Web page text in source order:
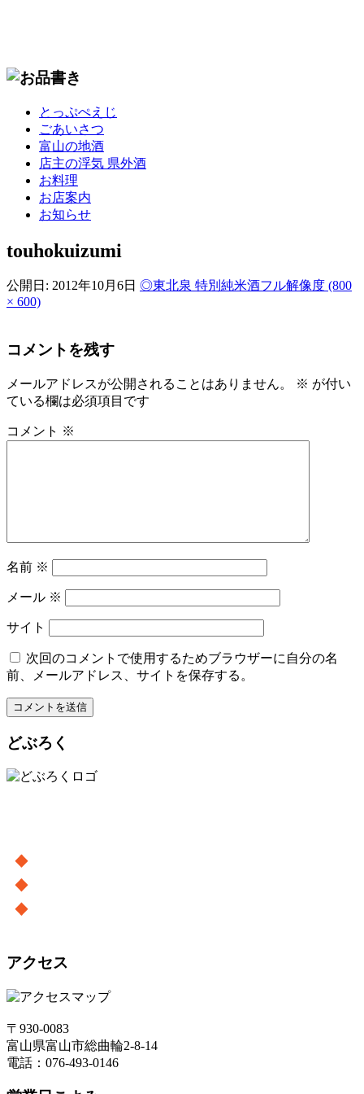
とっぷぺえじ
ごあいさつ
富山の地酒
店主の浮気 県外酒
お料理
お店案内
お知らせ
touhokuizumi
公開日: 2012年10月6日 ◎東北泉 特別純米酒フル解像度 (800
× 600)
コメントを残す
メールアドレスが公開されることはありません。 ※ が付い
ている欄は必須項目です
コメント ※
名前 ※
メール ※
サイト
次回のコメントで使用するためブラウザーに自分の名
前、メールアドレス、サイトを保存する。
どぶろく
アクセス
〒930-0083
富山県富山市総曲輪2-8-14
電話：076-493-0146